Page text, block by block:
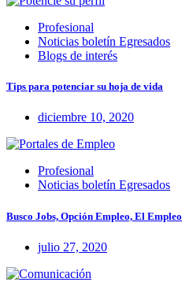
Profesional
Noticias boletín Egresados
Blogs de interés
Tips para potenciar su hoja de vida
diciembre 10, 2020
Profesional
Noticias boletín Egresados
Busco Jobs, Opción Empleo, El Empleo
julio 27, 2020